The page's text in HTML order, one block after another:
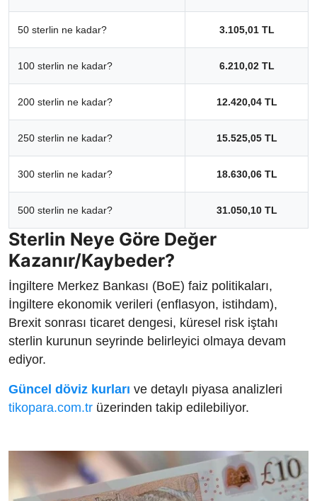
50 sterlin ne kadar? 3.105,01 TL
100 sterlin ne kadar? 6.210,02 TL
200 sterlin ne kadar? 12.420,04 TL
250 sterlin ne kadar? 15.525,05 TL
300 sterlin ne kadar? 18.630,06 TL
500 sterlin ne kadar? 31.050,10 TL
Sterlin Neye Göre Değer
Kazanır/Kaybeder?
İngiltere Merkez Bankası (BoE) faiz politikaları,
İngiltere ekonomik verileri (enflasyon, istihdam),
Brexit sonrası ticaret dengesi, küresel risk iştahı
sterlin kurunun seyrinde belirleyici olmaya devam
ediyor.
Güncel döviz kurları ve detaylı piyasa analizleri
tikopara.com.tr üzerinden takip edilebiliyor.